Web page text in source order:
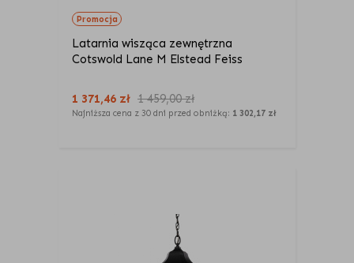
Promocja
Latarnia wisząca zewnętrzna
Cotswold Lane M Elstead Feiss
1 371,46 zł 1 459,00zł
Najniższa cena z 30 dni przed obniżką: 1 302,17 zł